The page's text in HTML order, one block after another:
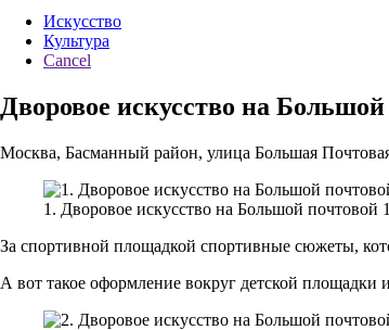
Искусство
Культура
Cancel
Дворовое искусство на
Москва, Басманный район, улица Большая
1. Дворовое искусство на Большой
За спортивной площадкой спортивные сюжеты,
А вот такое оформление вокруг детской площадки